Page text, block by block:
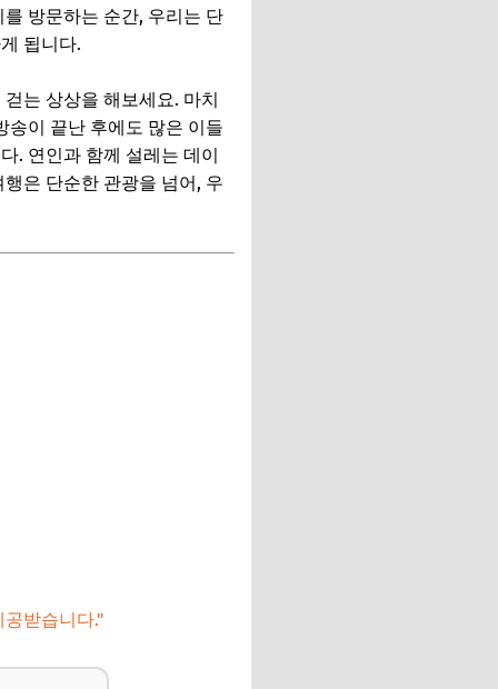
방문하는 순간, 우리는 단
됩니다.
는 상상을 해보세요. 마치
송이 끝난 후에도 많은 이들
. 연인과 함께 설레는 데이
은 단순한 관광을 넘어, 우
받습니다."